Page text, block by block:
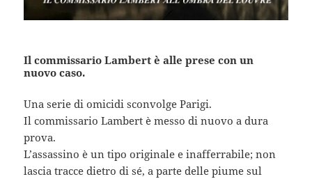
Il commissario Lambert è alle prese con un
nuovo caso.
Una serie di omicidi sconvolge Parigi.
Il commissario Lambert è messo di nuovo a dura
prova.
L’assassino è un tipo originale e inafferrabile; non
lascia tracce dietro di sé, a parte delle piume sul